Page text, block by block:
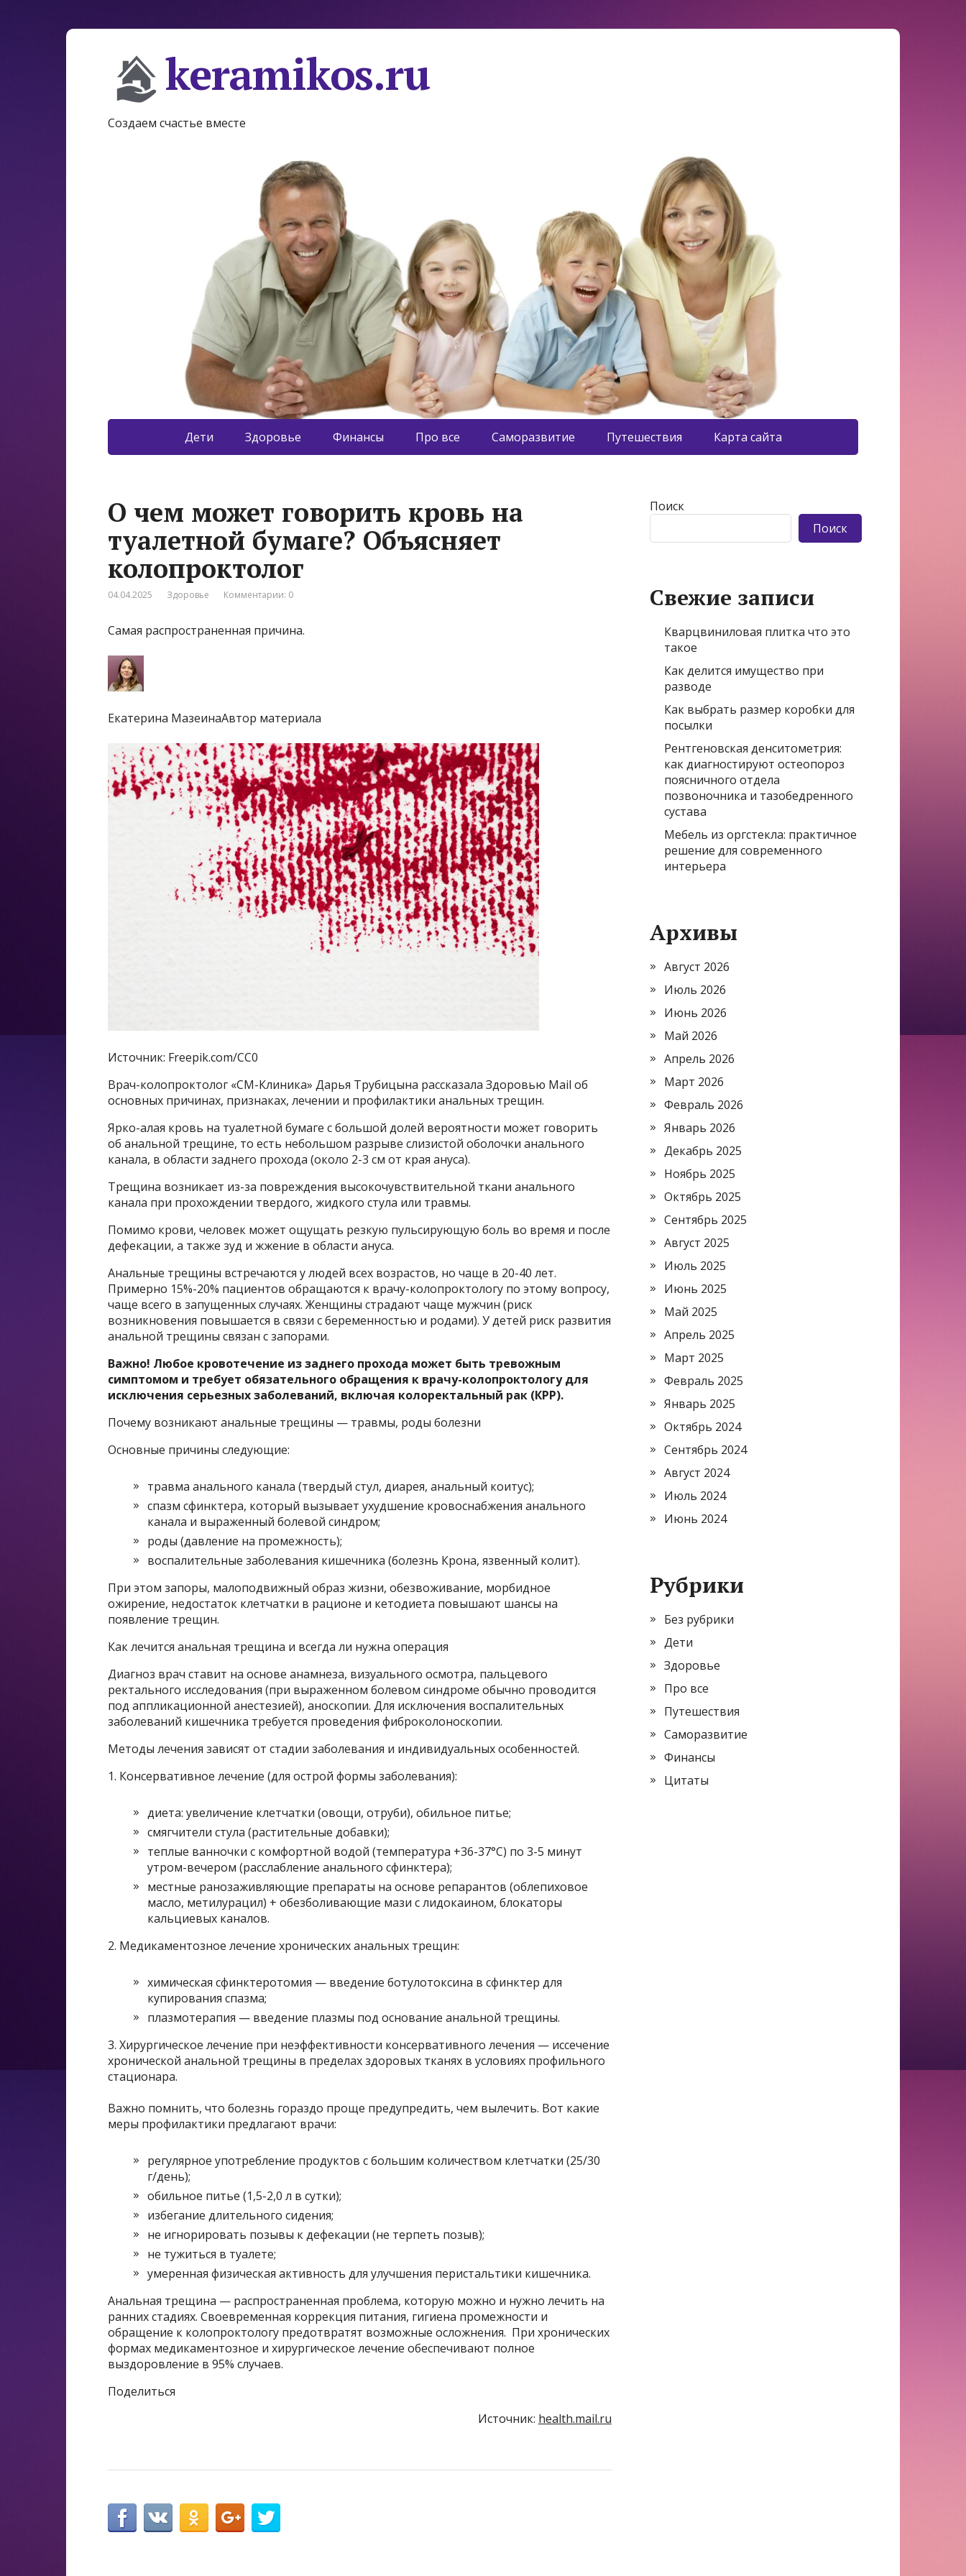
keramikos.ru
Создаем счастье вместе
Дети Здоровье Финансы Про все Саморазвитие Путешествия Карта сайта
О чем может говорить кровь на
туалетной бумаге? Объясняет
колопроктолог
04.04.2025 Здоровье Комментарии: 0
Самая распространенная причина.
Екатерина МазеинаАвтор материала
Источник: Freepik.com/CC0
Врач-колопроктолог «СМ-Клиника» Дарья Трубицына рассказала Здоровью Mail об
основных причинах, признаках, лечении и профилактики анальных трещин.
Ярко-алая кровь на туалетной бумаге с большой долей вероятности может говорить
об анальной трещине, то есть небольшом разрыве слизистой оболочки анального
канала, в области заднего прохода (около 2-3 см от края ануса).
Трещина возникает из-за повреждения высокочувствительной ткани анального
канала при прохождении твердого, жидкого стула или травмы.
Помимо крови, человек может ощущать резкую пульсирующую боль во время и после
дефекации, а также зуд и жжение в области ануса.
Анальные трещины встречаются у людей всех возрастов, но чаще в 20-40 лет.
Примерно 15%-20% пациентов обращаются к врачу-колопроктологу по этому вопросу,
чаще всего в запущенных случаях. Женщины страдают чаще мужчин (риск
возникновения повышается в связи с беременностью и родами). У детей риск развития
анальной трещины связан с запорами.
Важно! Любое кровотечение из заднего прохода может быть тревожным
симптомом и требует обязательного обращения к врачу-колопроктологу для
исключения серьезных заболеваний, включая колоректальный рак (КРР).
Почему возникают анальные трещины — травмы, роды болезни
Основные причины следующие:
травма анального канала (твердый стул, диарея, анальный коитус);
спазм сфинктера, который вызывает ухудшение кровоснабжения анального
канала и выраженный болевой синдром;
роды (давление на промежность);
воспалительные заболевания кишечника (болезнь Крона, язвенный колит).
При этом запоры, малоподвижный образ жизни, обезвоживание, морбидное
ожирение, недостаток клетчатки в рационе и кетодиета повышают шансы на
появление трещин.
Как лечится анальная трещина и всегда ли нужна операция
Диагноз врач ставит на основе анамнеза, визуального осмотра, пальцевого
ректального исследования (при выраженном болевом синдроме обычно проводится
под аппликационной анестезией), аноскопии. Для исключения воспалительных
заболеваний кишечника требуется проведения фиброколоноскопии.
Методы лечения зависят от стадии заболевания и индивидуальных особенностей.
1. Консервативное лечение (для острой формы заболевания):
диета: увеличение клетчатки (овощи, отруби), обильное питье;
смягчители стула (растительные добавки);
теплые ванночки с комфортной водой (температура +36-37°С) по 3-5 минут
утром-вечером (расслабление анального сфинктера);
местные ранозаживляющие препараты на основе репарантов (облепиховое
масло, метилурацил) + обезболивающие мази с лидокаином, блокаторы
кальциевых каналов.
2. Медикаментозное лечение хронических анальных трещин:
химическая сфинктеротомия — введение ботулотоксина в сфинктер для
купирования спазма;
плазмотерапия — введение плазмы под основание анальной трещины.
3. Хирургическое лечение при неэффективности консервативного лечения — иссечение
хронической анальной трещины в пределах здоровых тканях в условиях профильного
стационара.
Важно помнить, что болезнь гораздо проще предупредить, чем вылечить. Вот какие
меры профилактики предлагают врачи:
регулярное употребление продуктов с большим количеством клетчатки (25/30
г/день);
обильное питье (1,5-2,0 л в сутки);
избегание длительного сидения;
не игнорировать позывы к дефекации (не терпеть позыв);
не тужиться в туалете;
умеренная физическая активность для улучшения перистальтики кишечника.
Анальная трещина — распространенная проблема, которую можно и нужно лечить на
ранних стадиях. Своевременная коррекция питания, гигиена промежности и
обращение к колопроктологу предотвратят возможные осложнения. При хронических
формах медикаментозное и хирургическое лечение обеспечивают полное
выздоровление в 95% случаев.
Поделиться
Источник: health.mail.ru
Поиск
Поиск
Свежие записи
Кварцвиниловая плитка что это
такое
Как делится имущество при
разводе
Как выбрать размер коробки для
посылки
Рентгеновская денситометрия:
как диагностируют остеопороз
поясничного отдела
позвоночника и тазобедренного
сустава
Мебель из оргстекла: практичное
решение для современного
интерьера
Архивы
Август 2026
Июль 2026
Июнь 2026
Май 2026
Апрель 2026
Март 2026
Февраль 2026
Январь 2026
Декабрь 2025
Ноябрь 2025
Октябрь 2025
Сентябрь 2025
Август 2025
Июль 2025
Июнь 2025
Май 2025
Апрель 2025
Март 2025
Февраль 2025
Январь 2025
Октябрь 2024
Сентябрь 2024
Август 2024
Июль 2024
Июнь 2024
Рубрики
Без рубрики
Дети
Здоровье
Про все
Путешествия
Саморазвитие
Финансы
Цитаты